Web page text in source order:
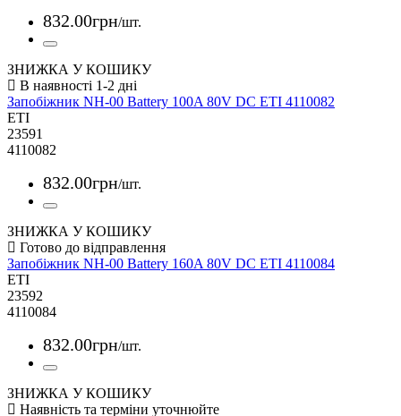
832.00грн/шт.
ЗНИЖКА У КОШИКУ
Запобіжник NH-00 Battery 100A 80V DC ETI 4110082
ETI
23591
4110082
832.00грн/шт.
ЗНИЖКА У КОШИКУ
Запобіжник NH-00 Battery 160A 80V DC ETI 4110084
ETI
23592
4110084
832.00грн/шт.
ЗНИЖКА У КОШИКУ